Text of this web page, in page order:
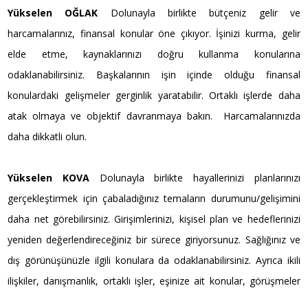
Yükselen OĞLAK Dolunayla birlikte bütçeniz gelir ve
harcamalarınız, finansal konular öne çıkıyor. İşinizi kurma, gelir
elde etme, kaynaklarınızı doğru kullanma konularına
odaklanabilirsiniz. Başkalarının işin içinde olduğu finansal
konulardaki gelişmeler gerginlik yaratabilir. Ortaklı işlerde daha
atak olmaya ve objektif davranmaya bakın. Harcamalarınızda
daha dikkatli olun.
Yükselen KOVA
Dolunayla birlikte hayallerinizi planlarınızı
gerçekleştirmek için çabaladığınız temaların durumunu/gelişimini
daha net görebilirsiniz. Girişimlerinizi, kişisel plan ve hedeflerinizi
yeniden değerlendireceğiniz bir sürece giriyorsunuz. Sağlığınız ve
dış görünüşünüzle ilgili konulara da odaklanabilirsiniz. Ayrıca ikili
ilişkiler, danışmanlık, ortaklı işler, eşinize ait konular, görüşmeler